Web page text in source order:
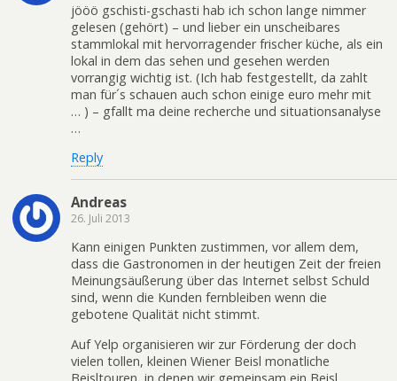
jööö gschisti-gschasti hab ich schon lange nimmer
gelesen (gehört) – und lieber ein unscheibares
stammlokal mit hervorragender frischer küche, als ein
lokal in dem das sehen und gesehen werden
vorrangig wichtig ist. (Ich hab festgestellt, da zahlt
man für´s schauen auch schon einige euro mehr mit
… ) – gfallt ma deine recherche und situationsanalyse
…
Reply
Andreas
26. Juli 2013
Kann einigen Punkten zustimmen, vor allem dem,
dass die Gastronomen in der heutigen Zeit der freien
Meinungsäußerung über das Internet selbst Schuld
sind, wenn die Kunden fernbleiben wenn die
gebotene Qualität nicht stimmt.
Auf Yelp organisieren wir zur Förderung der doch
vielen tollen, kleinen Wiener Beisl monatliche
Beisltouren, in denen wir gemeinsam ein Beisl